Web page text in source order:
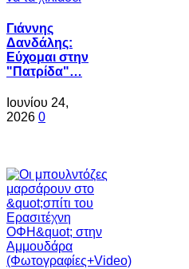
Γιάννης
Δανδάλης:
Εύχομαι στην
"Πατρίδα"…
Ιουνίου 24,
2026 0